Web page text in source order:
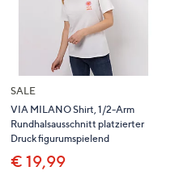
SALE
VIA MILANO Shirt, 1/2-Arm
Rundhalsausschnitt platzierter
Druck figurumspielend
€ 19,99